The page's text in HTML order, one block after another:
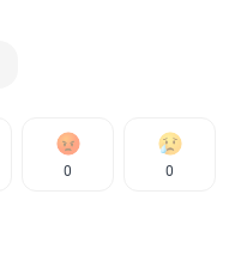
0 0